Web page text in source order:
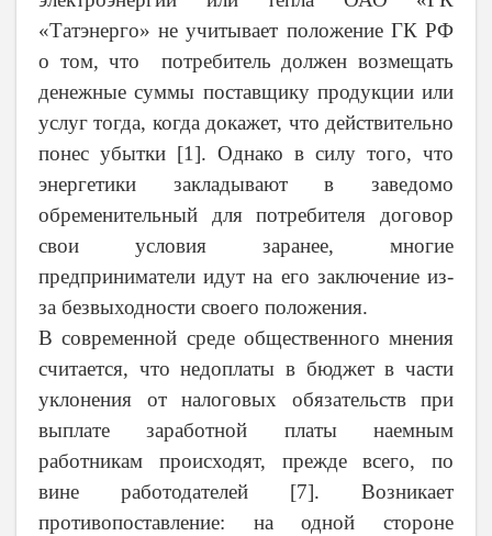
«Татэнерго»не учитывает положение ГК РФ
о том, что потребитель должен возмещать
денежные суммы поставщику продукции или
услуг тогда, когда докажет, что действительно
понес убытки [1]. Однако в силу того, что
энергетики закладывают в заведомо
обременительный для потребителя договор
свои условия заранее, многие
предприниматели идут на его заключение из-
за безвыходности своего положения.
В современной среде общественного мнения
считается, что недоплаты в бюджет в части
уклонения от налоговых обязательств при
выплате заработной платы наемным
работникам происходят, прежде всего, по
вине работодателей [7]. Возникает
противопоставление: на одной стороне